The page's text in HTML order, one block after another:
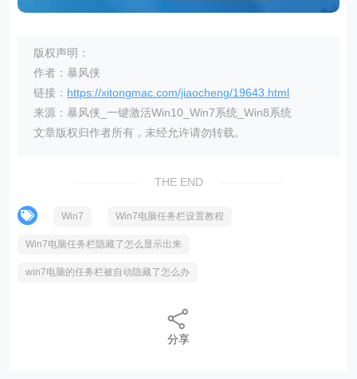
版权声明：
作者：暴风侠
链接： https://xitongmac.com/jiaocheng/19643.html
来源：暴风侠_一键激活Win10_Win7系统_Win8系统
文章版权归作者所有，未经允许请勿转载。
THE END
Win7 Win7电脑任务栏设置教程
Win7电脑任务栏隐藏了怎么显示出来
win7电脑的任务栏被自动隐藏了怎么办
分享